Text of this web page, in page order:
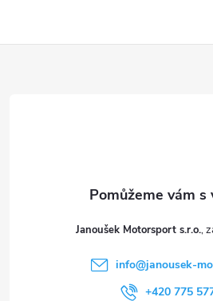
Janoušek Motorsport s.r.o.
info@janousek-
+420 775